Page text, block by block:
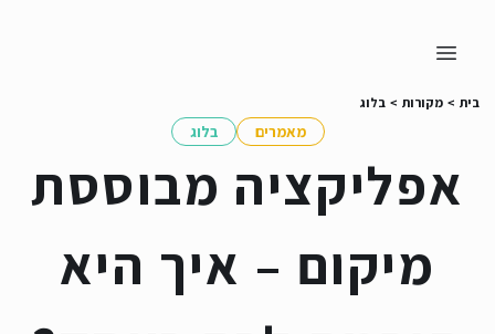
בלוג > מקורות > בית
בלוג מאמרים
אפליקציה מבוססת
מיקום – איך היא